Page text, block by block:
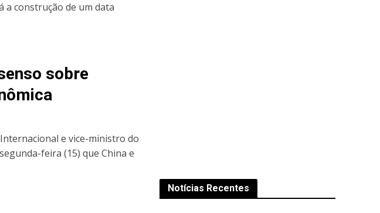
a construção de um data
sobre
e vice-ministro do
feira (15) que China e
Notícias Recentes